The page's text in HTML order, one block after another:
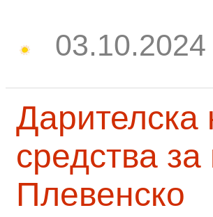
03.10.2024
средства
Плевенско